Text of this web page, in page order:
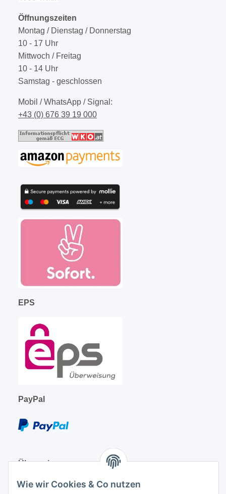
Wie wir Cookies & Co nutzen
Öffnungszeiten
Montag / Dienstag / Donnerstag
10 - 17 Uhr
Mittwoch / Freitag
10 - 14 Uhr
Samstag - geschlossen
Mobil / WhatsApp / Signal:
+43 (0) 676 39 19 000
EPS
PayPal
Überweisung